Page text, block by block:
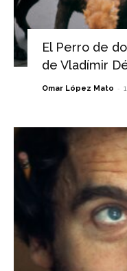
El Perro de
de Vladímir
Omar López Mato -